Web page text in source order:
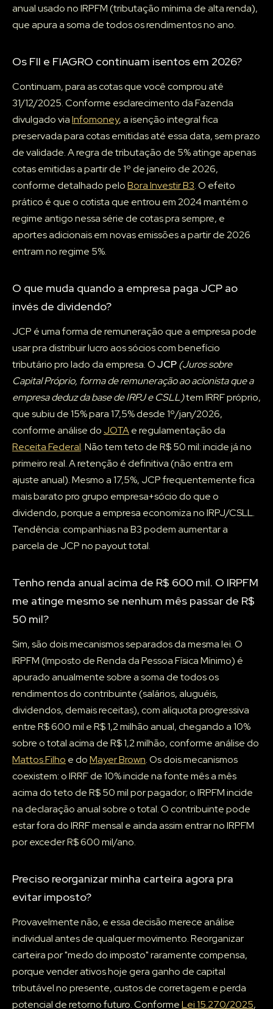
anual usado no IRPFM (tributação mínima de alta renda),
que apura a soma de todos os rendimentos no ano.
Os FII e FIAGRO continuam isentos em 2026?
Continuam, para as cotas que você comprou até
31/12/2025. Conforme esclarecimento da Fazenda
divulgado viaInfomoney, a isenção integral fica
preservada para cotas emitidas até essa data, sem prazo
de validade. A regra de tributação de 5% atinge apenas
cotas emitidas a partir de 1º de janeiro de 2026,
conforme detalhado peloBora Investir B3. O efeito
prático é que o cotista que entrou em 2024 mantém o
regime antigo nessa série de cotas pra sempre, e
aportes adicionais em novas emissões a partir de 2026
entram no regime 5%.
O que muda quando a empresa paga JCP ao
invés de dividendo?
JCP é uma forma de remuneração que a empresa pode
usar pra distribuir lucro aos sócios com benefício
tributário pro lado da empresa. OJCP(Juros sobre
Capital Próprio, forma de remuneração ao acionista que a
empresa deduz da base de IRPJ e CSLL)tem IRRF próprio,
que subiu de 15% para 17,5% desde 1º/jan/2026,
conforme análise do JOTAe regulamentação da
Receita Federal. Não tem teto de R$ 50 mil: incide já no
primeiro real. A retenção é definitiva (não entra em
ajuste anual). Mesmo a 17,5%, JCP frequentemente fica
mais barato pro grupo empresa+sócio do que o
dividendo, porque a empresa economiza no IRPJ/CSLL.
Tendência: companhias na B3 podem aumentar a
parcela de JCP no payout total.
Tenho renda anual acima de R$ 600 mil. O IRPFM
me atinge mesmo se nenhum mês passar de R$
50 mil?
Sim, são dois mecanismos separados da mesma lei. O
IRPFM (Imposto de Renda da Pessoa Física Mínimo) é
apurado anualmente sobre a soma de todos os
rendimentos do contribuinte (salários, aluguéis,
dividendos, demais receitas), com alíquota progressiva
entre R$ 600 mil e R$ 1,2 milhão anual, chegando a 10%
sobre o total acima de R$ 1,2 milhão, conforme análise do
Mattos Filho e doMayer Brown. Os dois mecanismos
coexistem: o IRRF de 10% incide na fonte mês a mês
acima do teto de R$ 50 mil por pagador; o IRPFM incide
na declaração anual sobre o total. O contribuinte pode
estar fora do IRRF mensal e ainda assim entrar no IRPFM
por exceder R$ 600 mil/ano.
Preciso reorganizar minha carteira agora pra
evitar imposto?
Provavelmente não, e essa decisão merece análise
individual antes de qualquer movimento. Reorganizar
carteira por "medo do imposto" raramente compensa,
porque vender ativos hoje gera ganho de capital
tributável no presente, custos de corretagem e perda
potencial de retorno futuro. ConformeLei 15.270/2025,